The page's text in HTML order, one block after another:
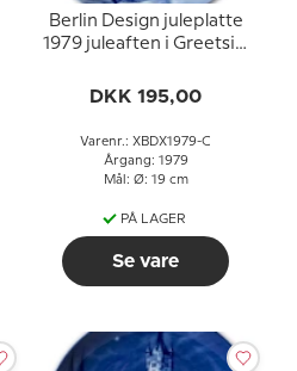
Berlin Design juleplatte
1979 juleaften i Greetsiel
DKK 195,00
Varenr.: XBDX1979-C
Årgang: 1979
Mål: Ø: 19 cm
PÅ LAGER
Se vare